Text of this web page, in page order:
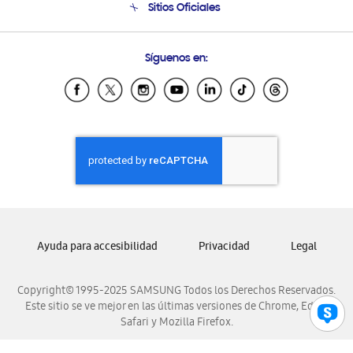
Condiciones de Compra
Soporte vía eMail
Sitios Oficiales
Samsung Ecuador
Samsung El Salvador
Samsung Honduras
Samsung Nicaragua
Samsung Panamá
Samsung Venezuela
Síguenos en:
Copyright© 1995-2025 SAMSUNG Todos los Derechos Reservados.
Este sitio se ve mejor en las últimas versiones de Chrome, Edge,
Safari y Mozilla Firefox.
Ayuda para accesibilidad Privacidad Legal